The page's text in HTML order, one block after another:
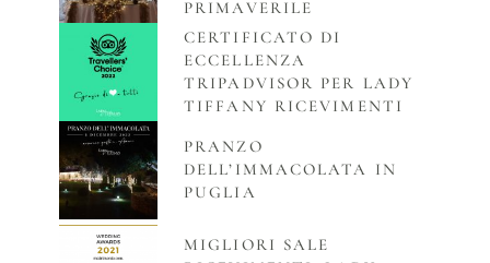
PRIMAVERILE
CERTIFICATO DI
ECCELLENZA
TRIPADVISOR PER LADY
TIFFANY RICEVIMENTI
PRANZO
DELL’IMMACOLATA IN
PUGLIA
MIGLIORI SALE